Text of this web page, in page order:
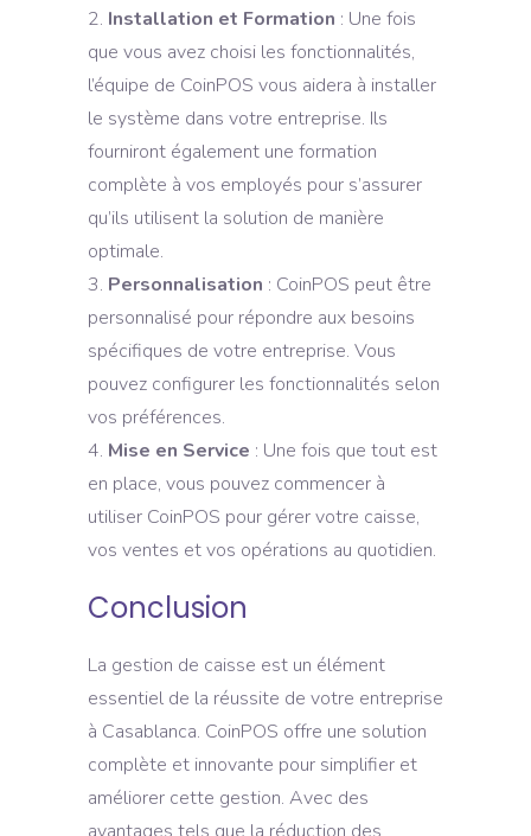
Installation et Formation : Une fois
que vous avez choisi les fonctionnalités,
l’équipe de CoinPOS vous aidera à installer
le système dans votre entreprise. Ils
fourniront également une formation
complète à vos employés pour s’assurer
qu’ils utilisent la solution de manière
optimale.
Personnalisation : CoinPOS peut être
personnalisé pour répondre aux besoins
spécifiques de votre entreprise. Vous
pouvez configurer les fonctionnalités selon
vos préférences.
Mise en Service : Une fois que tout est
en place, vous pouvez commencer à
utiliser CoinPOS pour gérer votre caisse,
vos ventes et vos opérations au quotidien.
Conclusion
La gestion de caisse est un élément
essentiel de la réussite de votre entreprise
à Casablanca. CoinPOS offre une solution
complète et innovante pour simplifier et
améliorer cette gestion. Avec des